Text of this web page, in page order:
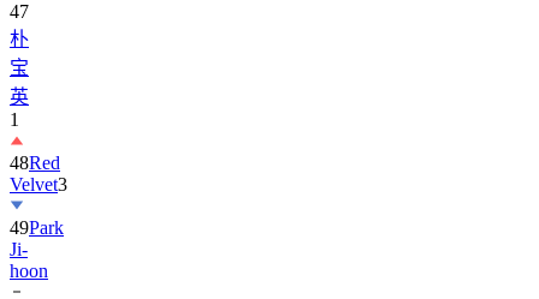
47
朴
宝
英
1
48Red
Velvet3
49Park
Ji-
hoon